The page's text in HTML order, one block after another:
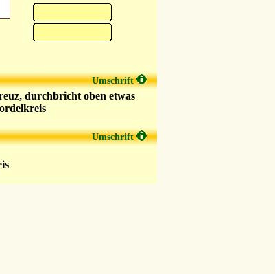
Umschrift
durchbricht oben etwas
Umschrift